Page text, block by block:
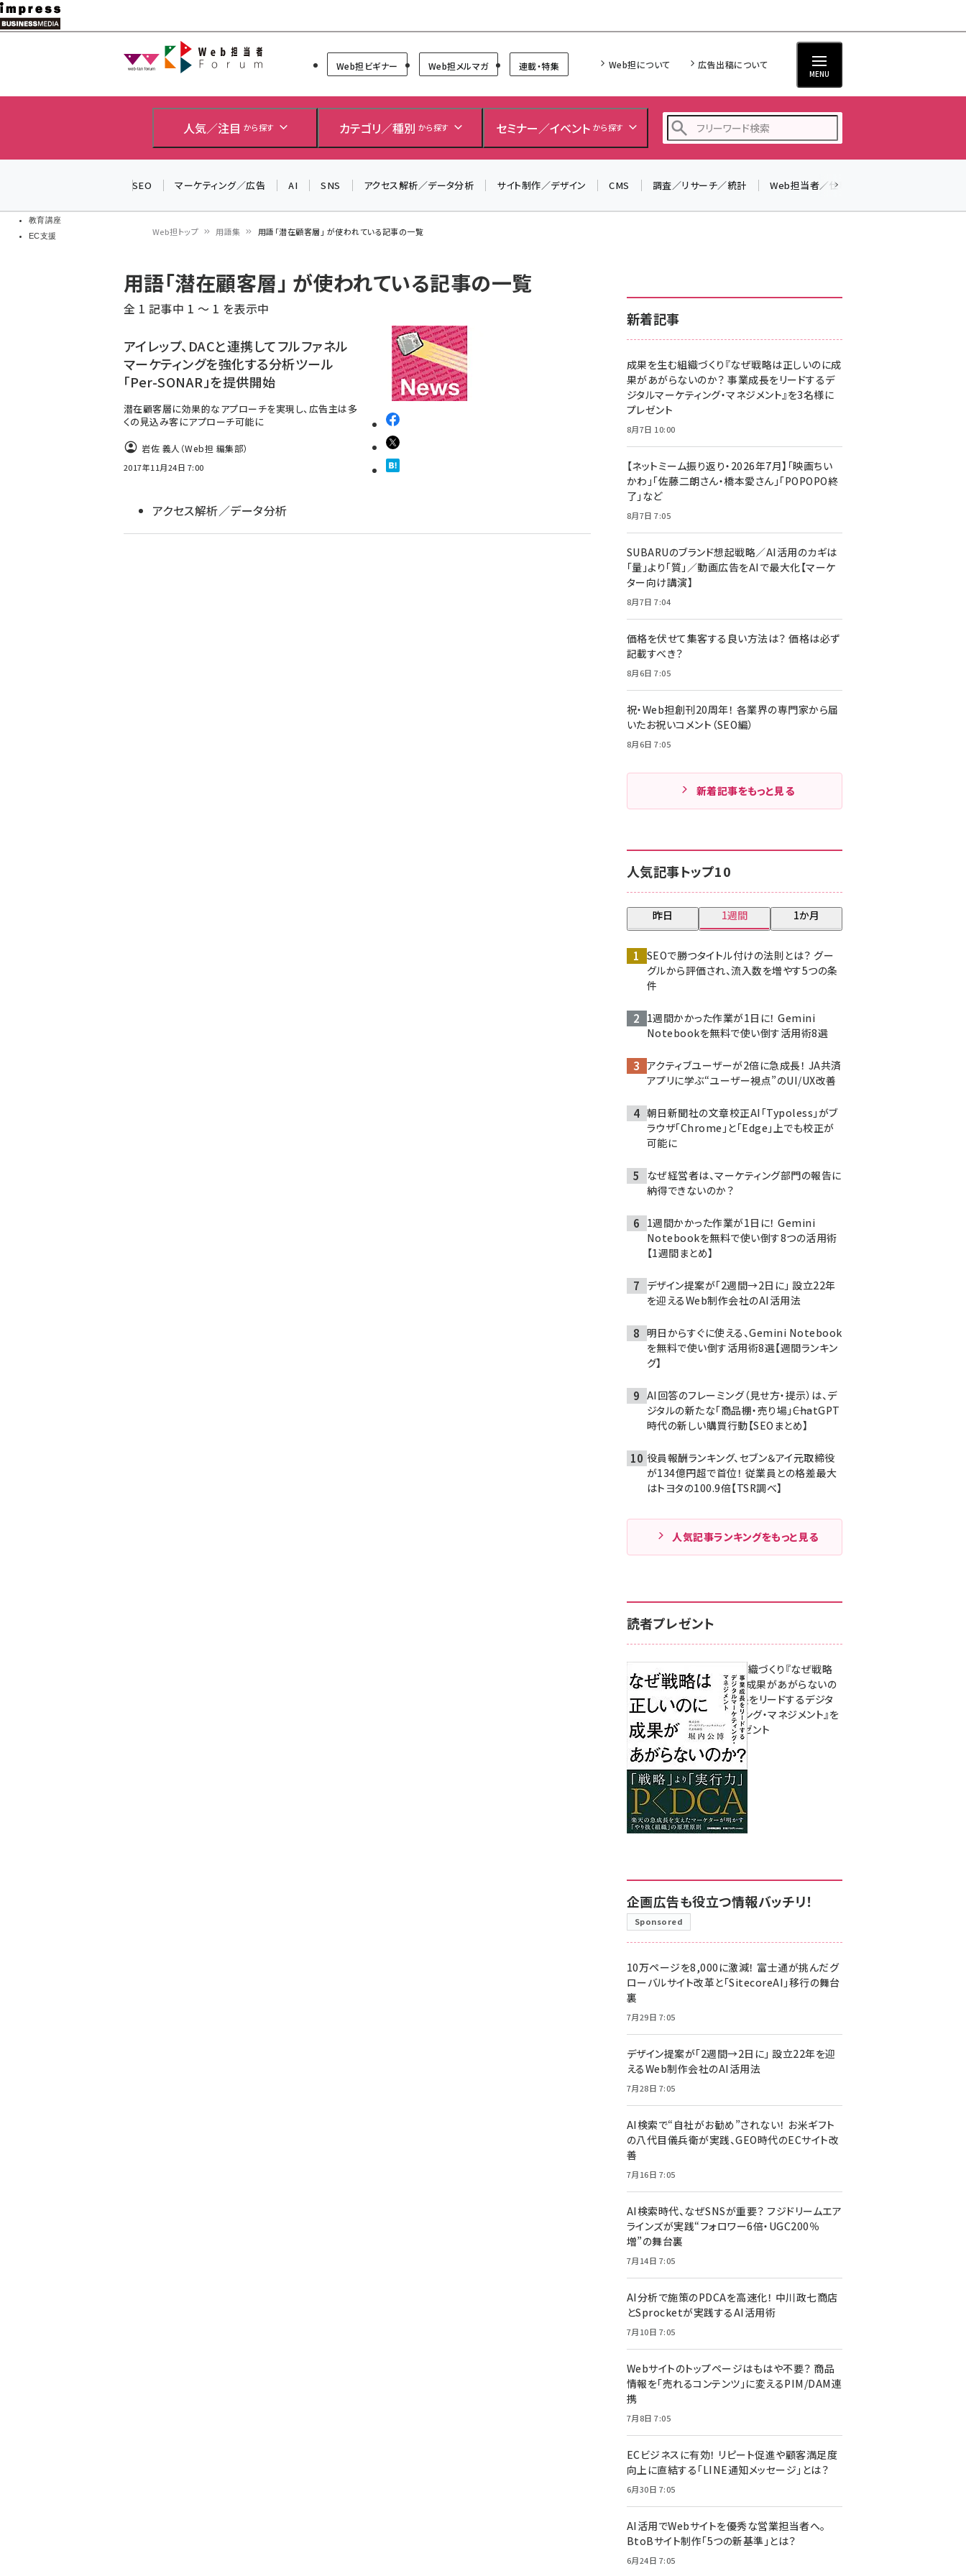
メ
イ
教育講座
EC支援
Web担当者Forum
Web担ビギナー Web担メルマガ 連載・特集 Web担について 広告出稿について
MENU
人気／注目 から探す カテゴリ／種別 から探す セミナー／イベント から探す
z世代 (1623)
meo (1277)
llmo (1166)
SEO マーケティング／広告 AI SNS アクセス解析／データ分析 サイト制作／デザイン CMS 調査／リサーチ／統計 Web担当者／仕事
ン
く
ず
Web担トップ 用語集 用語「潜在顧客層」 が使われている記事の一覧
用語「潜在顧客層」 が使われている記事の一覧
全 1 記事中 1 ～ 1 を表示中
アイレップ、DACと連携してフルファネル
マーケティングを強化する分析ツール
「Per-SONAR」を提供開始
潜在顧客層に効果的なアプローチを実現し、広告主は多
くの見込み客にアプローチ可能に
岩佐 義人（Web担 編集部）
2017年11月24日 7:00
アクセス解析／データ分析
新着記事
成果を生む組織づくり『なぜ戦略は正しいのに成
果があがらないのか？ 事業成長をリードするデ
ジタルマーケティング・マネジメント』を3名様に
プレゼント
8月7日 10:00
【ネットミーム振り返り・2026年7月】「映画ちい
かわ」「佐藤二朗さん・橋本愛さん」「POPOPO終
了」など
8月7日 7:05
SUBARUのブランド想起戦略／AI活用のカギは
「量」より「質」／動画広告をAIで最大化【マーケ
ター向け講演】
8月7日 7:04
価格を伏せて集客する良い方法は？ 価格は必ず
記載すべき？
8月6日 7:05
祝・Web担創刊20周年！ 各業界の専門家から届
いたお祝いコメント（SEO編）
8月6日 7:05
新着記事をもっと見る
人気記事トップ10
昨日 1週間 1か月
SEOで勝つタイトル付けの法則とは？ グー
グルから評価され、流入数を増やす5つの条
件
1週間かかった作業が1日に！ Gemini
Notebookを無料で使い倒す活用術8選
アクティブユーザーが2倍に急成長！ JA共済
アプリに学ぶ“ユーザー視点”のUI/UX改善
朝日新聞社の文章校正AI「Typoless」がブ
ラウザ「Chrome」と「Edge」上でも校正が
可能に
なぜ経営者は、マーケティング部門の報告に
納得できないのか？
1週間かかった作業が1日に！ Gemini
Notebookを無料で使い倒す8つの活用術
【1週間まとめ】
デザイン提案が「2週間→2日に」 設立22年
を迎えるWeb制作会社のAI活用法
明日からすぐに使える、Gemini Notebook
を無料で使い倒す活用術8選【週間ランキン
グ】
AI回答のフレーミング（見せ方・提示）は、デ
ジタルの新たな「商品棚・売り場」――ChatGPT
時代の新しい購買行動【SEOまとめ】
役員報酬ランキング、セブン＆アイ元取締役
が134億円超で首位！ 従業員との格差最大
はトヨタの100.9倍【TSR調べ】
人気記事ランキングをもっと見る
読者プレゼント
成果を生む組織づくり『なぜ戦略
は正しいのに成果があがらないの
か？ 事業成長をリードするデジタ
ルマーケティング・マネジメント』を
3名様にプレゼント
8月7日 10:00
企画広告も役立つ情報バッチリ！
Sponsored
10万ページを8,000に激減！ 富士通が挑んだグ
ローバルサイト改革と「SitecoreAI」移行の舞台
裏
7月29日 7:05
デザイン提案が「2週間→2日に」 設立22年を迎
えるWeb制作会社のAI活用法
7月28日 7:05
AI検索で“自社がお勧め”されない！ お米ギフト
の八代目儀兵衛が実践、GEO時代のECサイト改
善
7月16日 7:05
AI検索時代、なぜSNSが重要？ フジドリームエア
ラインズが実践“フォロワー6倍・UGC200％
増”の舞台裏
7月14日 7:05
AI分析で施策のPDCAを高速化！ 中川政七商店
とSprocketが実践するAI活用術
7月10日 7:05
Webサイトのトップページはもはや不要？ 商品
情報を「売れるコンテンツ」に変えるPIM/DAM連
携
7月8日 7:05
ECビジネスに有効！ リピート促進や顧客満足度
向上に直結する「LINE通知メッセージ」とは？
6月30日 7:05
AI活用でWebサイトを優秀な営業担当者へ。
BtoBサイト制作「5つの新基準」とは？
6月24日 7:05